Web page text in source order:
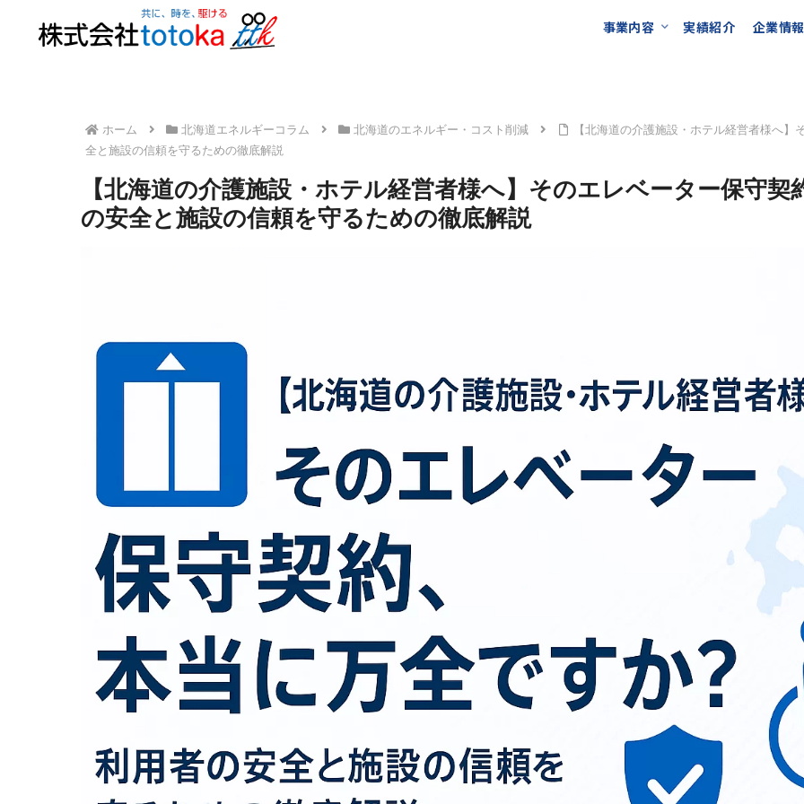
事業内容 実績紹介 企業情報
ホーム 北海道エネルギーコラム 北海道のエネルギー・コスト削減
【北海道の介護施設・ホテル経営者様へ
全と施設の信頼を守るための徹底解説
【北海道の介護施設・ホテル経営者様へ】そのエレベーター保守
の安全と施設の信頼を守るための徹底解説